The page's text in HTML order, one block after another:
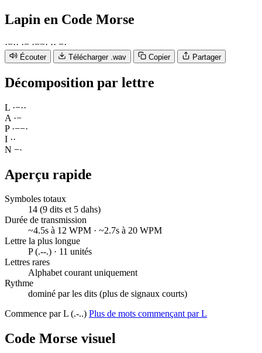
Lapin en Code Morse
·−·· ·− ·−−· ·· −·
Écouter Télécharger .wav Copier Partager
Décomposition par lettre
L ·−··
A ·−
P ·−−·
I ··
N −·
Aperçu rapide
Symboles totaux
14 (9 dits et 5 dahs)
Durée de transmission
~4.5s à 12 WPM · ~2.7s à 20 WPM
Lettre la plus longue
P (.--.) · 11 unités
Lettres rares
Alphabet courant uniquement
Rythme
dominé par les dits (plus de signaux courts)
Commence par L (.-..) Plus de mots commençant par L
Code Morse visuel